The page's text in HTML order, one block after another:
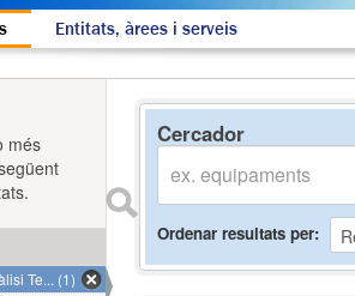
Entitats, àrees i serveis
Cercador
Ordenar resultats per
més
Te... (1)